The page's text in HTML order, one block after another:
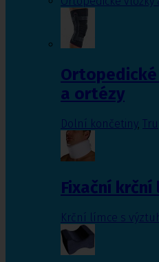
a ortézy
Dolní končetiny,
Fixační krční
Krční límce s